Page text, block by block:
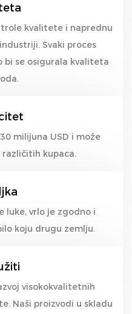
kvalitete i naprednu
Svaki proces
bi se osigurala kvaliteta
milijuna USD i može
kupaca.
luke, vrlo je zgodno i
koju drugu zemlju.
visokokvalitetnih
Naši proizvodi u skladu